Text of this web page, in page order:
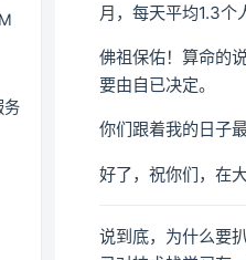
务
月，每天平均1.3个
佛祖保佑！算命的
要由自已决定。
你们跟着我的日子
好了，祝你们，在
说到底，为什么要